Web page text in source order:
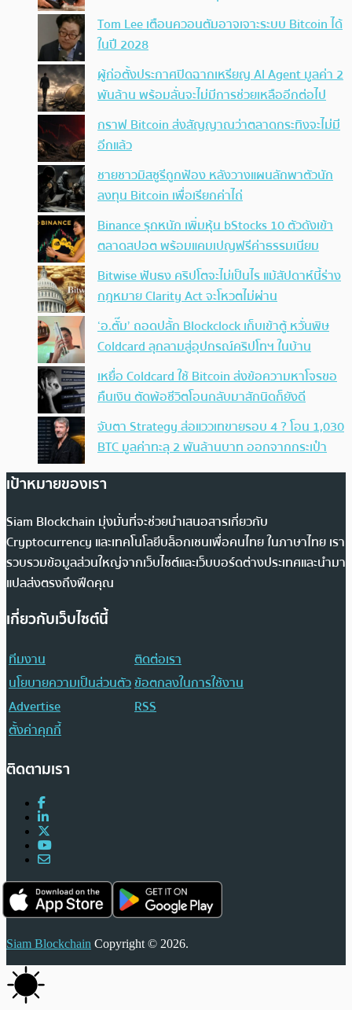
Tom Lee เตือนควอนตัมอาจเจาะระบบ Bitcoin ได้
ในปี 2028
ผู้ก่อตั้งประกาศปิดฉากเหรียญ AI Agent มูลค่า 2
พันล้าน พร้อมลั่นจะไม่มีการช่วยเหลืออีกต่อไป
กราฟ Bitcoin ส่งสัญญาณว่าตลาดกระทิงจะไม่มี
อีกแล้ว
ชายชาวมิสซูรีถูกฟ้อง หลังวางแผนลักพาตัวนัก
ลงทุน Bitcoin เพื่อเรียกค่าไถ่
Binance รุกหนัก เพิ่มหุ้น bStocks 10 ตัวดังเข้า
ตลาดสปอต พร้อมแคมเปญฟรีค่าธรรมเนียม
Bitwise ฟันธง คริปโตจะไม่เป็นไร แม้สัปดาห์นี้ร่าง
กฎหมาย Clarity Act จะโหวตไม่ผ่าน
‘อ.ตั๊ม’ ถอดปลั้ก Blockclock เก็บเข้าตู้ หวั่นพิษ
Coldcard ลุกลามสู่อุปกรณ์คริปโทฯ ในบ้าน
เหยื่อ Coldcard ใช้ Bitcoin ส่งข้อความหาโจรขอ
คืนเงิน ตัดพ้อชีวิตโอนกลับมาสักนิดก็ยังดี
จับตา Strategy ส่อแววเทขายรอบ 4 ? โอน 1,030
BTC มูลค่าทะลุ 2 พันล้านบาท ออกจากกระเป๋า
เป้าหมายของเรา
Siam Blockchain มุ่งมั่นที่จะช่วยนำเสนอสารเกี่ยวกับ
Cryptocurrency และเทคโนโลยีบล็อกเชนเพื่อคนไทย ในภาษาไทย เรา
รวบรวมข้อมูลส่วนใหญ่จากเว็บไซต์และเว็บบอร์ดต่างประเทศและนำมา
แปลส่งตรงถึงฟีดคุณ
เกี่ยวกับเว็บไซต์นี้
ทีมงาน
ติดต่อเรา
นโยบายความเป็นส่วนตัวข้อตกลงในการใช้งาน
Advertise
RSS
ตั้งค่าคุกกี้
ติดตามเรา
Siam Blockchain Copyright © 2026.